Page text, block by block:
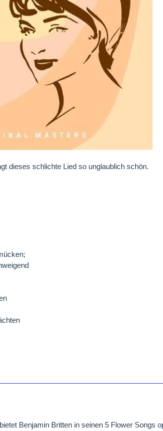
dieses schlichte Lied so unglaublich schön.
Benjamin Britten in seinen 5 Flower Songs